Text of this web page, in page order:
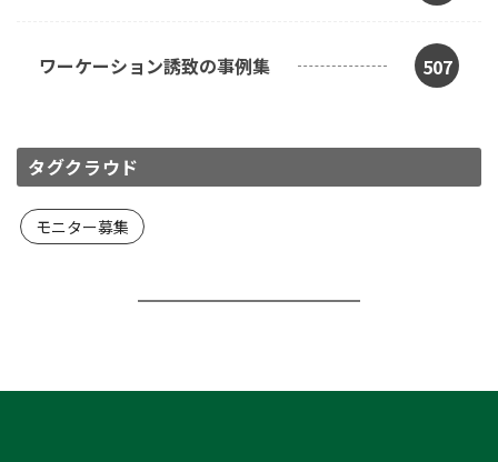
ワーケーション誘致の事例集 507
タグクラウド
モニター募集